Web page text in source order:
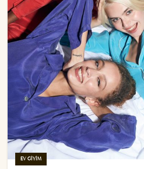
EV GIYIM